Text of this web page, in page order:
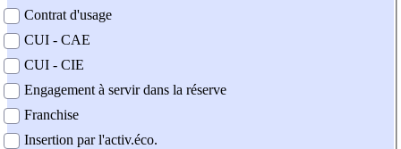
Contrat d'usage
CUI - CAE
CUI - CIE
Engagement à servir dans la réserve
Franchise
Insertion par l'activ.éco.